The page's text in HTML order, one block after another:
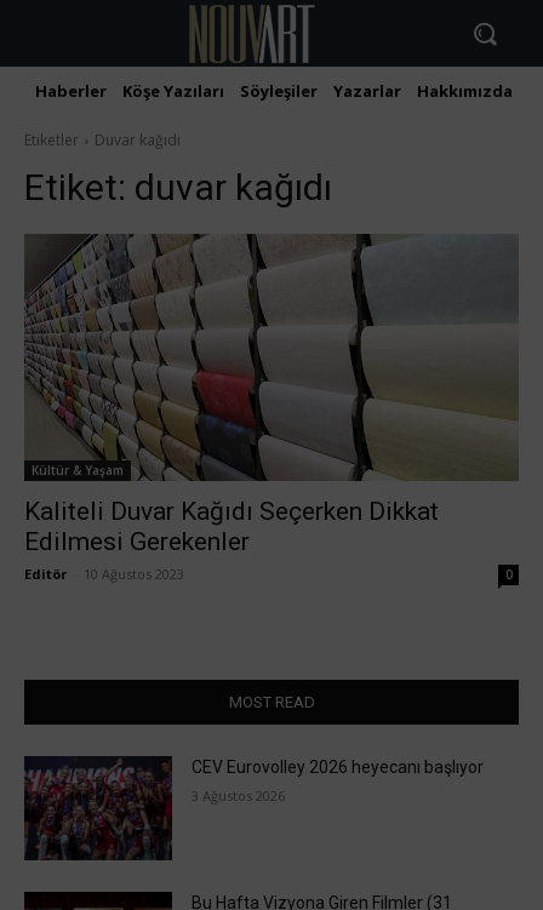
Haberler Köşe Yazıları Söyleşiler Yazarlar Hakkımızda
Etiketler Duvar kağıdı
Etiket: duvar kağıdı
Kültür & Yaşam
Kaliteli Duvar Kağıdı Seçerken Dikkat
Edilmesi Gerekenler
Editör 10 Ağustos 2023 0
MOST READ
CEV Eurovolley 2026 heyecanı başlıyor
3 Ağustos 2026
Bu Hafta Vizyona Giren Filmler (31